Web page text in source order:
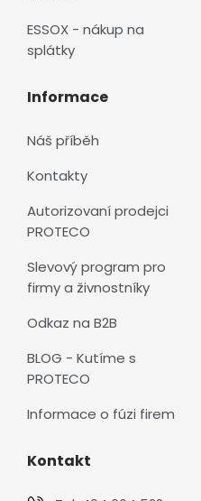
ESSOX - nákup na
splátky
Informace
Náš příběh
Kontakty
Autorizovaní prodejci
PROTECO
Slevový program pro
firmy a živnostníky
Odkaz na B2B
BLOG - Kutíme s
PROTECO
Informace o fúzi firem
Kontakt